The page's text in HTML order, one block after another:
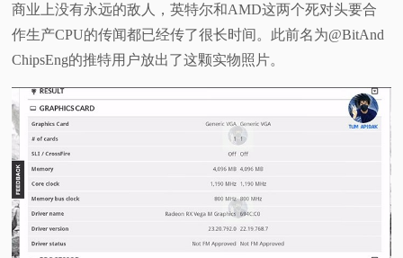
普
体
验
专
题
商业上没有永远的敌人，英特尔和AMD这两个死对头要合
作生产CPU的传闻都已经传了很长时间。此前名为@BitAnd
ChipsEng的推特用户放出了这颗实物照片。